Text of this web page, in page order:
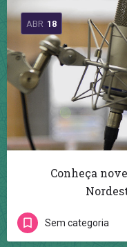
ABR 18
Conheça
Sem categoria